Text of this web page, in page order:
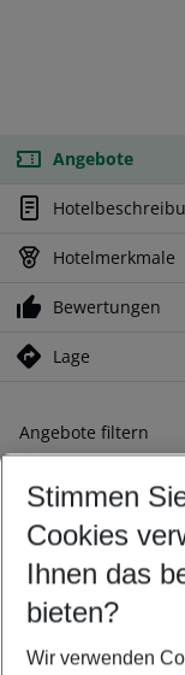
Angebote
Hotelmerkmale
Bewertungen
Lage
Angebote filtern
Ändern Sie Ihre
Abflughafen
Beliebiger
Reisezeitraum
10.08.26–
2 Erwachsene
Stimmen
Cookies
Ihnen das
bieten?
Wir verwenden